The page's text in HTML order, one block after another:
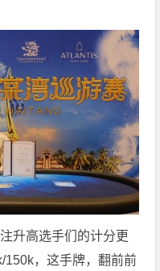
升高选手们的计分更
150k，这手牌，翻前前